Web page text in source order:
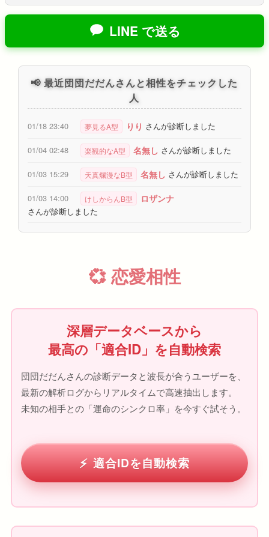
LINE で送る
📢 最近団団だだんさんと相性をチェックした
人
01/18 23:40 夢見るA型 りり さんが診断しました
01/04 02:48 楽観的なA型 名無し さんが診断しました
01/03 15:29 天真爛漫なB型 名無し さんが診断しました
01/03 14:00 けしからんB型 ロザンナ
さんが診断しました
💞 恋愛相性
深層データベースから
最高の「適合ID」を自動検索
団団だだんさんの診断データと波長が合うユーザーを、
最新の解析ログからリアルタイムで高速抽出します。
未知の相手との「運命のシンクロ率」を今すぐ試そう。
適合IDを自動検索